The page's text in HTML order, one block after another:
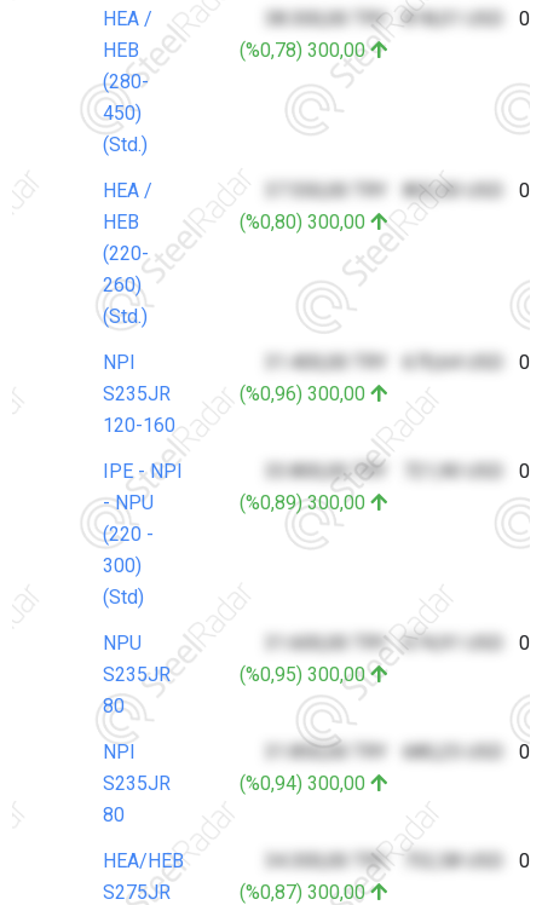
HEA /
HEB
(280-
450)
(Std.)
38.300,00 TRY
(%0,78) 300,00
818,01 USD
HEA /
HEB
(220-
260)
(Std.)
37.550,00 TRY
(%0,80) 300,00
802,00 USD
NPI
S235JR
120-160
31.400,00 TRY
(%0,96) 300,00
670,64 USD
IPE - NPI
- NPU
(220 -
300)
(Std)
33.800,00 TRY
(%0,89) 300,00
721,90 USD
NPU
S235JR
80
31.600,00 TRY
(%0,95) 300,00
674,91 USD
NPI
S235JR
80
31.850,00 TRY
(%0,94) 300,00
680,25 USD
HEA/HEB
S275JR
34.300,00 TRY
(%0,87) 300,00
732,58 USD